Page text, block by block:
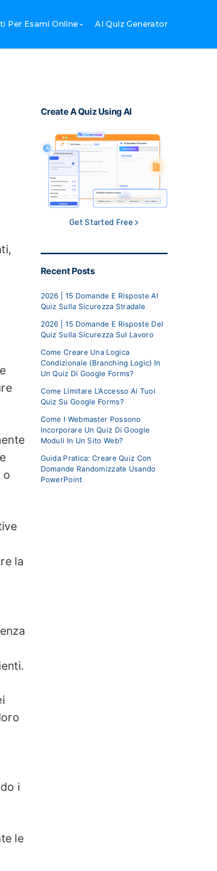
Per Esami Online AI Quiz Generator
o
la
i
le
Create A Quiz Using AI
Get Started Free >
Recent Posts
2026 | 15 Domande E Risposte Al
Quiz Sulla Sicurezza Stradale
2026 | 15 Domande E Risposte Del
Quiz Sulla Sicurezza Sul Lavoro
Come Creare Una Logica
Condizionale (Branching Logic) In
Un Quiz Di Google Forms?
Come Limitare L’Accesso Ai Tuoi
Quiz Su Google Forms?
Come I Webmaster Possono
Incorporare Un Quiz Di Google
Moduli In Un Sito Web?
Guida Pratica: Creare Quiz Con
Domande Randomizzate Usando
PowerPoint